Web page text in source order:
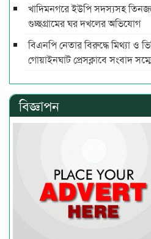
খাদিমনগরে ইউপি সদস্যসহ
গুচ্ছগ্রামের ঘর দখলের অভিযোগ
বিএনপি নেতার বিরুদ্ধে মিথ্যা ও
গোয়াইনঘাট প্রেসক্লাবে সংবাদ
বিজ্ঞাপন